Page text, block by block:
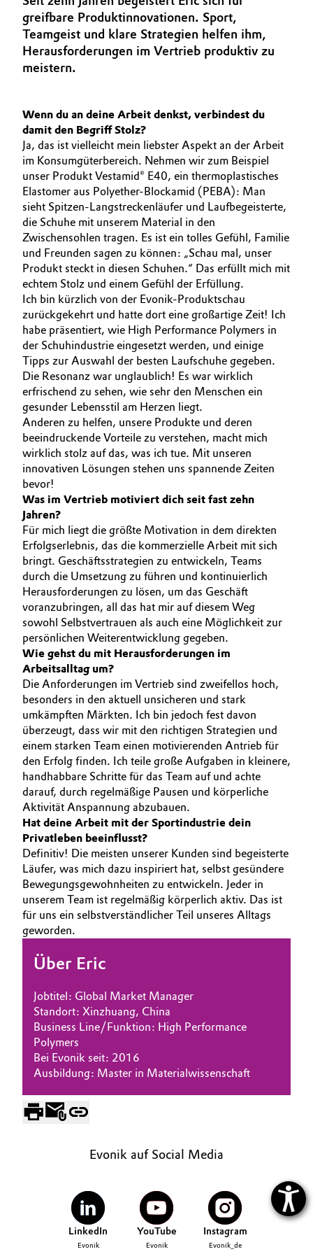
Automotive & Transportation
Battery
Catalysts
Chemical Industry
Circular Economy
Coatings, Paints & Printing
Composites
Consumer Goods & Lifestyle
Electronics & Telecommunications
Energy, Environment & Utilities
Food & Beverage
Green Hydrogen
Home Care & Cleaning
Industrial Manufacturing & Machinery
Lubricants & Lubricant Additives
Medical Devices
Metals & Mining
Oil & Gas, Petrochemicals
Personal Care & Beauty
Pharma & Biopharma
Plastics & Rubber
Pulp, Paper & Packaging
Textiles, Leather & Nonwovens
BVB Partnerschaft
Geschichte
Struktur & Organisation
Aufsichtsrat
Struktur
Business Lines
Weltweite Standorte
ESHQ
Einkauf
Governance & Compliance
Allgemeine Verkaufs- und Lieferbedingungen
(AVB)
Business Lines
Karriere
Investor Relations
Medien
greifbare Produktinnovationen. Sport,
Teamgeist und klare Strategien helfen ihm,
Herausforderungen im Vertrieb produktiv zu
meistern.
Wenn du an deine Arbeit denkst, verbindest du
damit den Begriff Stolz?
Ja, das ist vielleicht mein liebster Aspekt an der Arbeit
im Konsumgüterbereich. Nehmen wir zum Beispiel
unser Produkt Vestamid® E40, ein thermoplastisches
Elastomer aus Polyether-Blockamid (PEBA): Man
sieht Spitzen-Langstreckenläufer und Laufbegeisterte,
die Schuhe mit unserem Material in den
Zwischensohlen tragen. Es ist ein tolles Gefühl, Familie
und Freunden sagen zu können: „Schau mal, unser
Produkt steckt in diesen Schuhen.“ Das erfüllt mich mit
echtem Stolz und einem Gefühl der Erfüllung.
Ich bin kürzlich von der Evonik-Produktschau
zurückgekehrt und hatte dort eine großartige Zeit! Ich
habe präsentiert, wie High Performance Polymers in
der Schuhindustrie eingesetzt werden, und einige
Tipps zur Auswahl der besten Laufschuhe gegeben.
Die Resonanz war unglaublich! Es war wirklich
erfrischend zu sehen, wie sehr den Menschen ein
gesunder Lebensstil am Herzen liegt.
Anderen zu helfen, unsere Produkte und deren
beeindruckende Vorteile zu verstehen, macht mich
wirklich stolz auf das, was ich tue. Mit unseren
innovativen Lösungen stehen uns spannende Zeiten
bevor!
Was im Vertrieb motiviert dich seit fast zehn
Jahren?
Für mich liegt die größte Motivation in dem direkten
Erfolgserlebnis, das die kommerzielle Arbeit mit sich
bringt. Geschäftsstrategien zu entwickeln, Teams
durch die Umsetzung zu führen und kontinuierlich
Herausforderungen zu lösen, um das Geschäft
voranzubringen, all das hat mir auf diesem Weg
sowohl Selbstvertrauen als auch eine Möglichkeit zur
persönlichen Weiterentwicklung gegeben.
Wie gehst du mit Herausforderungen im
Arbeitsalltag um?
Die Anforderungen im Vertrieb sind zweifellos hoch,
besonders in den aktuell unsicheren und stark
umkämpften Märkten. Ich bin jedoch fest davon
überzeugt, dass wir mit den richtigen Strategien und
einem starken Team einen motivierenden Antrieb für
den Erfolg finden. Ich teile große Aufgaben in kleinere,
handhabbare Schritte für das Team auf und achte
darauf, durch regelmäßige Pausen und körperliche
Aktivität Anspannung abzubauen.
Hat deine Arbeit mit der Sportindustrie dein
Privatleben beeinflusst?
Definitiv! Die meisten unserer Kunden sind begeisterte
Läufer, was mich dazu inspiriert hat, selbst gesündere
Bewegungsgewohnheiten zu entwickeln. Jeder in
unserem Team ist regelmäßig körperlich aktiv. Das ist
für uns ein selbstverständlicher Teil unseres Alltags
geworden.
Über Eric
Jobtitel: Global Market Manager
Standort: Xinzhuang, China
Business Line/Funktion: High Performance
Polymers
Bei Evonik seit: 2016
Ausbildung: Master in Materialwissenschaft
Evonik auf Social Media
LinkedIn
Evonik
YouTube
Evonik
Instagram
Evonik_de